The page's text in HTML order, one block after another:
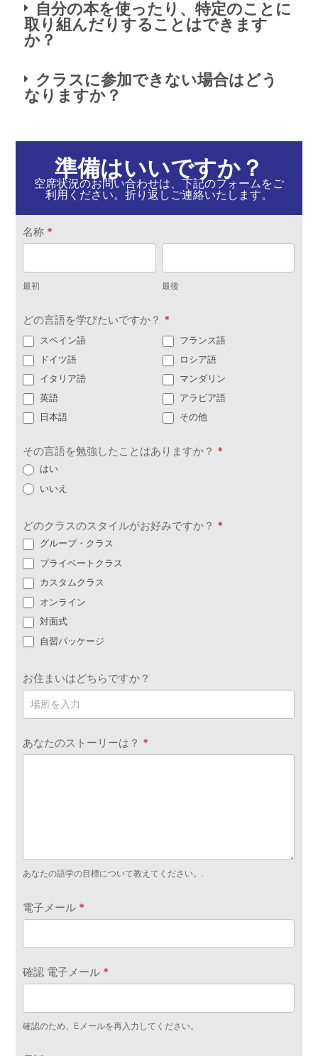
自分の本を使ったり、特定のことに
取り組んだりすることはできます
か？
クラスに参加できない場合はどう
なりますか？
準備はいいですか？
空席状況のお問い合わせは、下記のフォームをご
利用ください。折り返しご連絡いたします。
お
問
い
合
せ
名称 *
初
最初
後
最後
どの言語を学びたいですか？ *
スペイン語
フランス語
ドイツ語
ロシア語
イタリア語
マンダリン
英語
アラビア語
日本語
その他
その言語を勉強したことはありますか？ *
はい
いいえ
どのクラスのスタイルがお好みですか？ *
グループ・クラス
プライベートクラス
カスタムクラス
オンライン
対面式
自習パッケージ
お住まいはどちらですか？
あなたのストーリーは？ *
あなたの語学の目標について教えてください。.
電子メール *
確認 電子メール *
確認のため、Eメールを再入力してください。